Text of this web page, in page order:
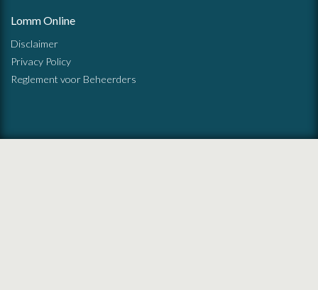
Lomm Online
Disclaimer
Privacy Policy
Reglement voor Beheerders